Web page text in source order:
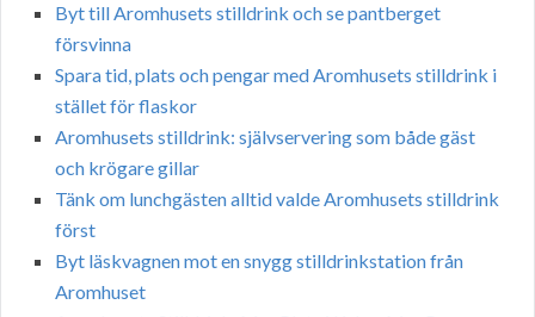
Byt till Aromhusets stilldrink och se pantberget
försvinna
Spara tid, plats och pengar med Aromhusets stilldrink i
stället för flaskor
Aromhusets stilldrink: självservering som både gäst
och krögare gillar
Tänk om lunchgästen alltid valde Aromhusets stilldrink
först
Byt läskvagnen mot en snygg stilldrinkstation från
Aromhuset